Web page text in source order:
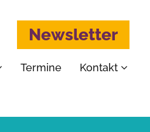
Termine Kontakt
Newsletter